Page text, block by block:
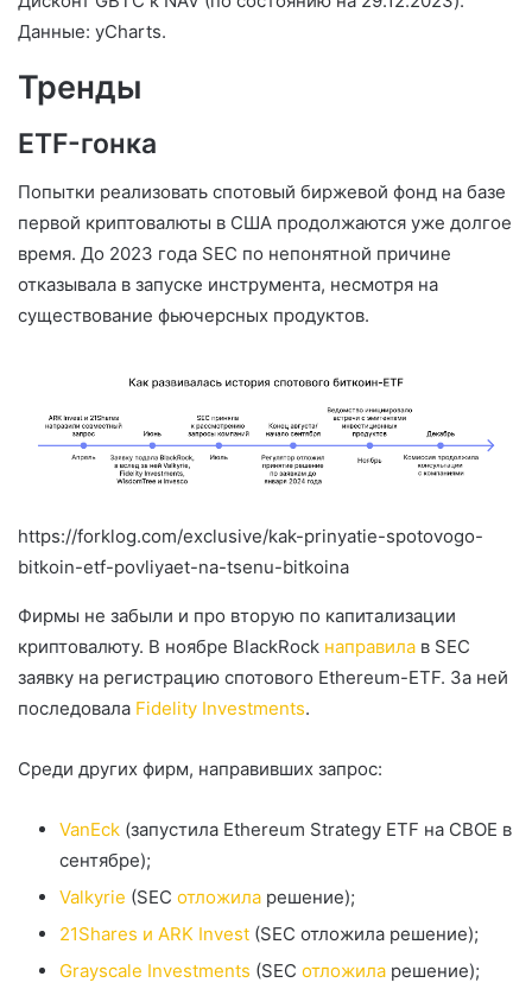
Данные: yCharts.
Тренды
ETF-гонка
Попытки реализовать спотовый биржевой фонд на базе
первой криптовалюты в США продолжаются уже долгое
время. До 2023 года SEC по непонятной причине
отказывала в запуске инструмента, несмотря на
существование фьючерсных продуктов.
https://forklog.com/exclusive/kak-prinyatie-spotovogo-
bitkoin-etf-povliyaet-na-tsenu-bitkoina
Фирмы не забыли и про вторую по капитализации
криптовалюту. В ноябре BlackRock направила в SEC
заявку на регистрацию спотового Ethereum-ETF. За ней
последовала Fidelity Investments.
Среди других фирм, направивших запрос:
VanEck (запустила Ethereum Strategy ETF на CBOE в
сентябре);
Valkyrie (SEC отложила решение);
21Shares и ARK Invest (SEC отложила решение);
Grayscale Investments (SEC отложила решение);